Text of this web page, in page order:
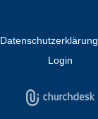
Datenschutzerklärung
Login